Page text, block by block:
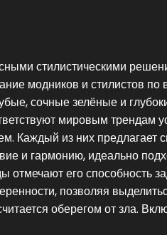
стилистическими
модников и стилистов
сочные зелёные и
мировым трендам
Каждый из них предлагает
и гармонию, идеально
его способность
позволяя
оберегом от зла.